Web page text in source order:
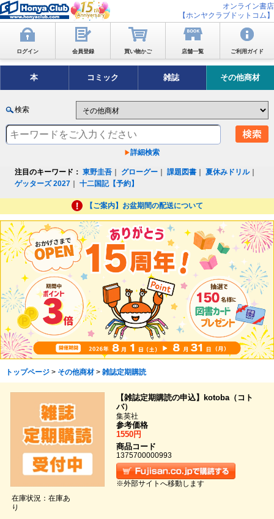
オンライン書店
【ホンヤクラブドットコム】
ログイン 会員登録 買い物かご 店舗一覧 ご利用ガイド
本 コミック 雑誌 その他商材
検索
詳細検索
注目のキーワード： 東野圭吾 グローグー ｜課題図書 ｜夏休みドリル｜
ゲッターズ 2027 ｜十二国記【予約】
【ご案内】お盆期間の配送について
トップページ> その他商材> 雑誌定期購読
在庫状況：在庫あ
り
【雑誌定期購読の申込】kotoba（コト
バ）
集英社
参考価格
1550円
商品コード
1375700000993
※外部サイトへ移動します